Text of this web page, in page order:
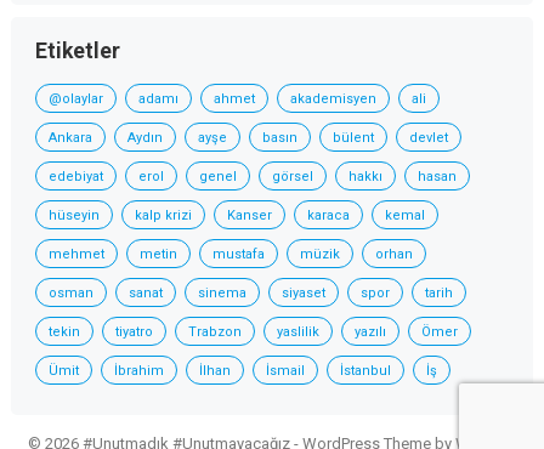
Etiketler
@olaylar adamı ahmet akademisyen ali
Ankara Aydın ayşe basın bülent devlet
edebiyat erol genel görsel hakkı hasan
hüseyin kalp krizi Kanser karaca kemal
mehmet metin mustafa müzik orhan
osman sanat sinema siyaset spor tarih
tekin tiyatro Trabzon yaslilik yazılı Ömer
Ümit İbrahim İlhan İsmail İstanbul İş
© 2026 #Unutmadık #Unutmayacağız - WordPress Themeby WPEnjoy